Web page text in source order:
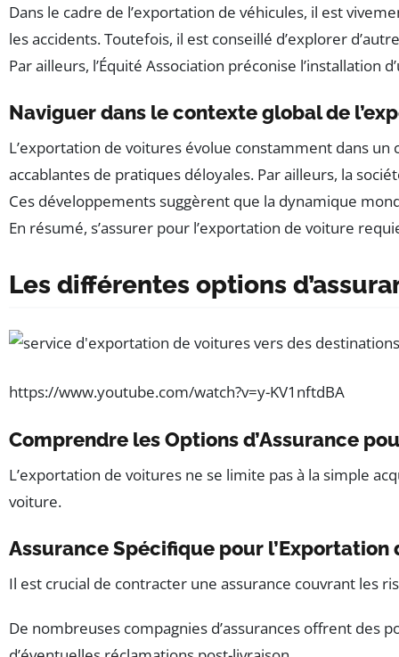
Dans le cadre de l’exportation de véhicules, il est
les accidents. Toutefois, il est conseillé d’explorer
Par ailleurs, l’Équité Association préconise
Naviguer dans le contexte global de
L’exportation de voitures évolue constamment dans
accablantes de pratiques déloyales. Par ailleurs, la
Ces développements suggèrent que la dynamique
En résumé, s’assurer pour l’exportation de voiture
Les différentes options
https://www.youtube.com/watch?v=y-KV1nftdBA
Comprendre les Options d’Assurance
L’exportation de voitures ne se limite pas à la simple
voiture.
Assurance Spécifique pour l’Exportation
Il est crucial de contracter une assurance couvrant les
De nombreuses compagnies d’assurances offrent des